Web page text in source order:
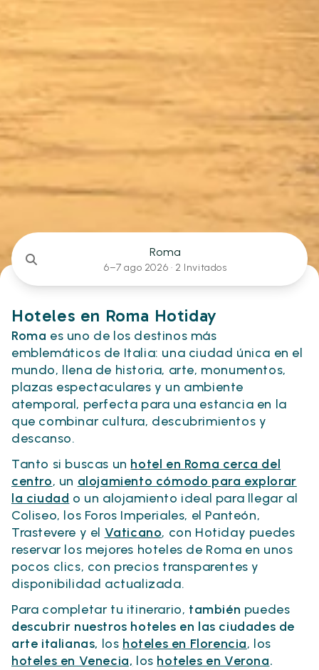
Roma
6–7 ago 2026 · 2 Invitados
Hoteles en Roma Hotiday
Roma es uno de los destinos más
emblemáticos de Italia: una ciudad única en el
mundo, llena de historia, arte, monumentos,
plazas espectaculares y un ambiente
atemporal, perfecta para una estancia en la
que combinar cultura, descubrimientos y
descanso.
Tanto si buscas un hotel en Roma cerca del
centro, un alojamiento cómodo para explorar
la ciudad o un alojamiento ideal para llegar al
Coliseo, los Foros Imperiales, el Panteón,
Trastevere y el Vaticano, con Hotiday puedes
reservar los mejores hoteles de Roma en unos
pocos clics, con precios transparentes y
disponibilidad actualizada.
Para completar tu itinerario, también puedes
descubrir nuestros hoteles en las ciudades de
arte italianas, los hoteles en Florencia, los
hoteles en Venecia, los hoteles en Verona.